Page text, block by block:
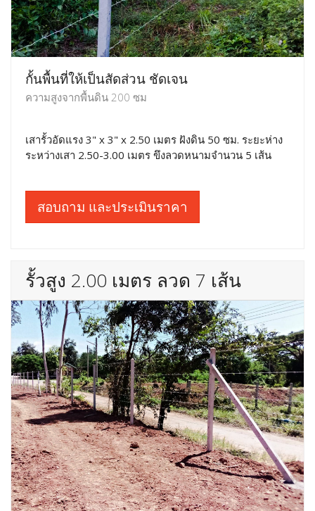
กั้นพื้นที่ให้เป็นสัดส่วน ชัดเจน
ความสูงจากพื้นดิน 200 ซม
เสารั้วอัดแรง 3" x 3" x 2.50 เมตร ฝังดิน 50 ซม. ระยะห่าง
ระหว่างเสา 2.50-3.00 เมตร ขึงลวดหนามจำนวน 5 เส้น
สอบถาม และประเมินราคา
รั้วสูง 2.00 เมตร ลวด 7 เส้น